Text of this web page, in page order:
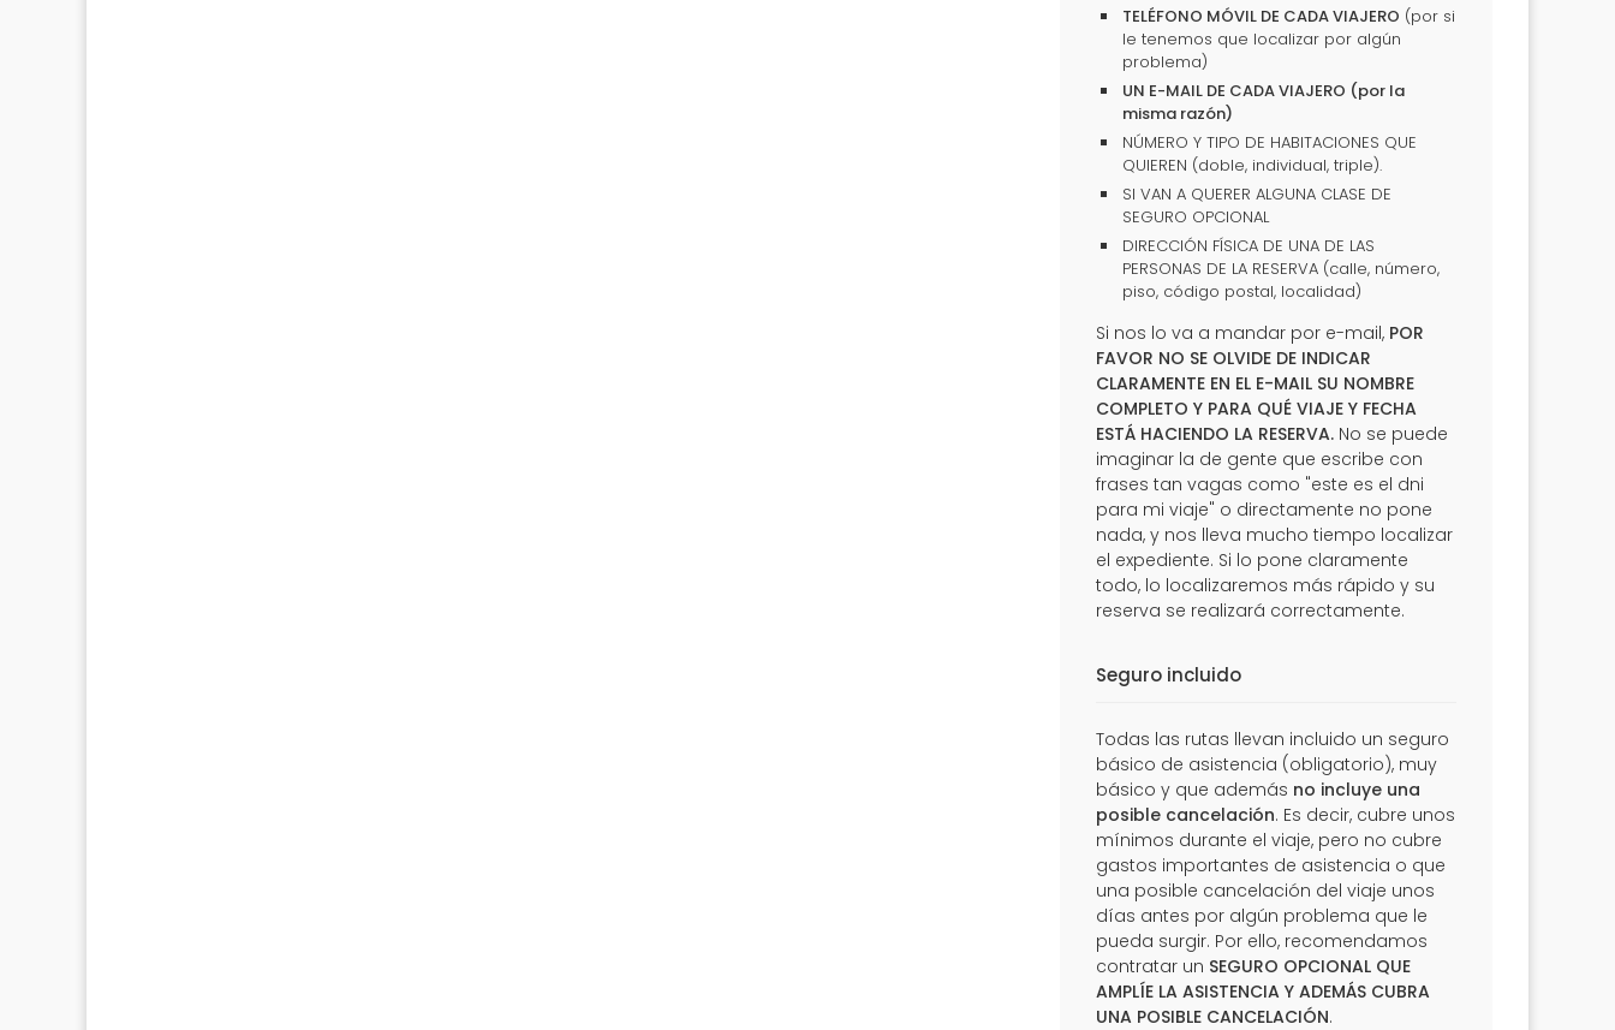
TELÉFONO MÓVIL DE CADA VIAJERO (por si
le tenemos que localizar por algún
problema)
UN E-MAIL DE CADA VIAJERO (por la
misma razón)
NÚMERO Y TIPO DE HABITACIONES QUE
QUIEREN (doble, individual, triple).
SI VAN A QUERER ALGUNA CLASE DE
SEGURO OPCIONAL
DIRECCIÓN FÍSICA DE UNA DE LAS
PERSONAS DE LA RESERVA (calle, número,
piso, código postal, localidad)
Si nos lo va a mandar por e-mail, POR
FAVOR NO SE OLVIDE DE INDICAR
CLARAMENTE EN EL E-MAIL SU NOMBRE
COMPLETO Y PARA QUÉ VIAJE Y FECHA
ESTÁ HACIENDO LA RESERVA. No se puede
imaginar la de gente que escribe con
frases tan vagas como "este es el dni
para mi viaje" o directamente no pone
nada, y nos lleva mucho tiempo localizar
el expediente. Si lo pone claramente
todo, lo localizaremos más rápido y su
reserva se realizará correctamente.
Seguro incluido
Todas las rutas llevan incluido un seguro
básico de asistencia (obligatorio), muy
básico y que además no incluye una
posible cancelación. Es decir, cubre unos
mínimos durante el viaje, pero no cubre
gastos importantes de asistencia o que
una posible cancelación del viaje unos
días antes por algún problema que le
pueda surgir. Por ello, recomendamos
contratar un SEGURO OPCIONAL QUE
AMPLÍE LA ASISTENCIA Y ADEMÁS CUBRA
UNA POSIBLE CANCELACIÓN.